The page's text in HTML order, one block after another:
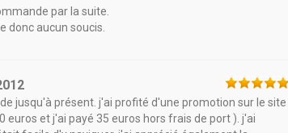
par la suite.
donc aucun soucis.
jusqu'à présent. j'ai profité d'une promotion sur le site
et j'ai payé 35 euros hors frais de port ). j'ai